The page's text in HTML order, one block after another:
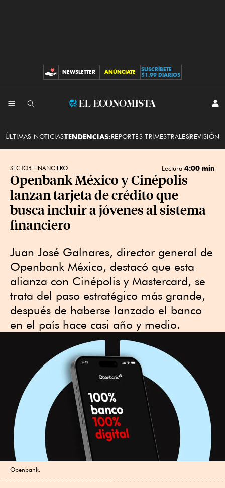
CONTRIBUCIONES
NEWSLETTER ANÚNCIATE
SUSCRÍBETE
$1.99 DIARIOS
El
ÚLTIMAS NOTICIASTENDENCIAS:REPORTES TRIMESTRALESREVISIÓN
SECTOR FINANCIERO Lectura 4:00 min
Openbank México y Cinépolis
lanzan tarjeta de crédito que
busca incluir a jóvenes al sistema
financiero
Juan José Galnares, director general de
Openbank México, destacó que esta
alianza con Cinépolis y Mastercard, se
trata del paso estratégico más grande,
después de haberse lanzado el banco
en el país hace casi año y medio.
Openbank.